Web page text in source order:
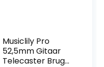
Musiclily Pro
52,5mm Gitaar
Telecaster Brug